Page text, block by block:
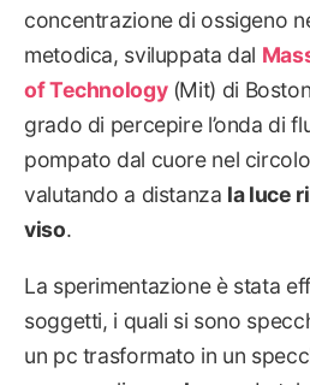
concentrazione di ossigeno
metodica, sviluppata dal
of Technology(Mit) di
grado di percepire l’onda di
pompato dal cuore nel
valutando a distanza la luce
viso.
La sperimentazione è stata
soggetti, i quali si sono
un pc trasformato in un